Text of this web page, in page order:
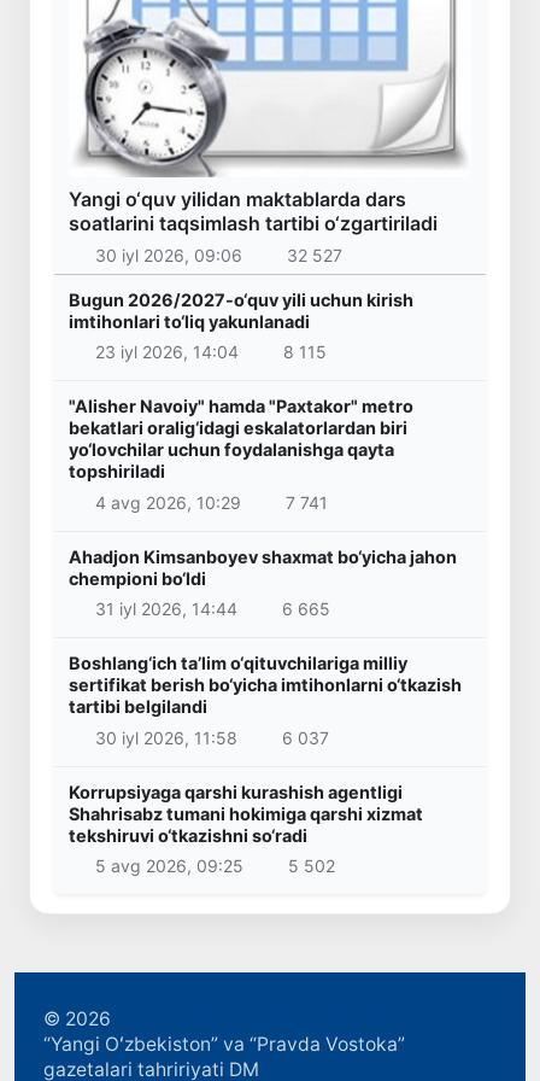
Yangi o‘quv yilidan maktablarda dars
soatlarini taqsimlash tartibi o‘zgartiriladi
30 iyl 2026, 09:06 32 527
Bugun 2026/2027-o‘quv yili uchun kirish
imtihonlari to‘liq yakunlanadi
23 iyl 2026, 14:04
8 115
"Alisher Navoiy" hamda "Paxtakor" metro
bekatlari oralig‘idagi eskalatorlardan biri
yo‘lovchilar uchun foydalanishga qayta
topshiriladi
4 avg 2026, 10:29
7 741
Ahadjon Kimsanboyev shaxmat bo‘yicha jahon
chempioni bo‘ldi
31 iyl 2026, 14:44
6 665
Boshlang‘ich ta’lim o‘qituvchilariga milliy
sertifikat berish bo‘yicha imtihonlarni o‘tkazish
tartibi belgilandi
30 iyl 2026, 11:58
6 037
Korrupsiyaga qarshi kurashish agentligi
Shahrisabz tumani hokimiga qarshi xizmat
tekshiruvi o‘tkazishni so‘radi
5 avg 2026, 09:25
5 502
© 2026
“Yangi Oʻzbekiston” va “Pravda Vostoka”
gazetalari tahririyati DM